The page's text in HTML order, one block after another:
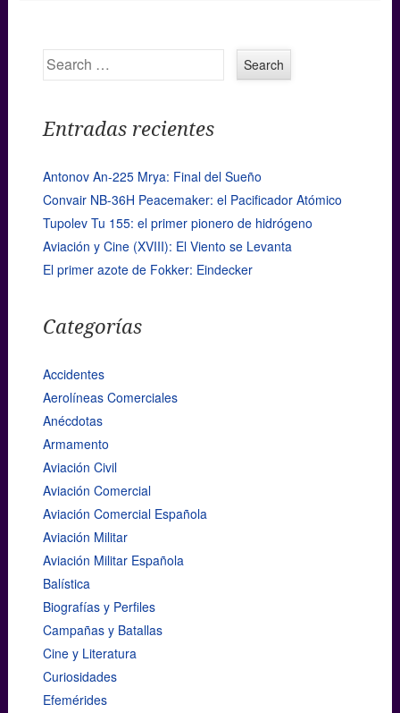
Search
Entradas recientes
Antonov An-225 Mrya: Final del Sueño
Convair NB-36H Peacemaker: el Pacificador Atómico
Tupolev Tu 155: el primer pionero de hidrógeno
Aviación y Cine (XVIII): El Viento se Levanta
El primer azote de Fokker: Eindecker
Categorías
Accidentes
Aerolíneas Comerciales
Anécdotas
Armamento
Aviación Civil
Aviación Comercial
Aviación Comercial Española
Aviación Militar
Aviación Militar Española
Balística
Biografías y Perfiles
Campañas y Batallas
Cine y Literatura
Curiosidades
Efemérides